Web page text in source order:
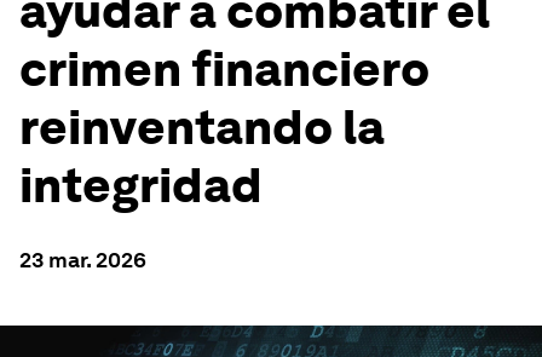
crimen financiero
reinventando la
integridad
23 mar. 2026